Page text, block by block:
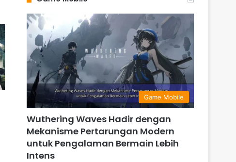
Game Mobile
Wuthering Waves Hadir dengan
Mekanisme Pertarungan Modern
untuk Pengalaman Bermain Lebih
Intens